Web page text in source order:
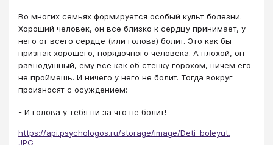
Во многих семьях формируется особый культ болезни.
Хороший человек, он все близко к сердцу принимает, у
него от всего сердце (или голова) болит. Это как бы
признак хорошего, порядочного человека. А плохой, он
равнодушный, ему все как об стенку горохом, ничем его
не проймешь. И ничего у него не болит. Тогда вокруг
произносят с осуждением:
- И голова у тебя ни за что не болит!
https://api.psychologos.ru/storage/image/Deti_boleyut.
JPG